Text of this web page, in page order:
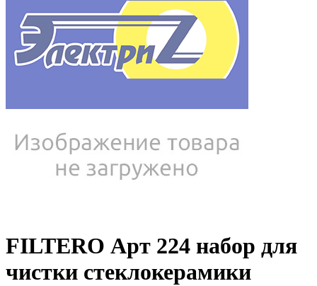
FILTERO Арт 224 набор для
чистки стеклокерамики